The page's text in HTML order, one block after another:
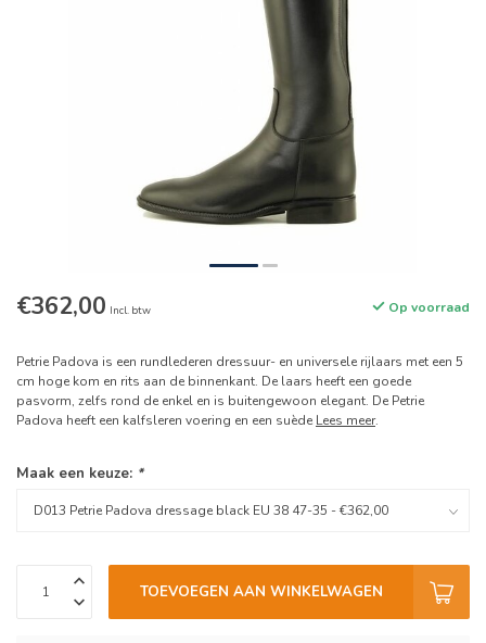
€362,00 Incl. btw Op voorraad
Petrie Padova is een rundlederen dressuur- en universele rijlaars met een 5
cm hoge kom en rits aan de binnenkant. De laars heeft een goede
pasvorm, zelfs rond de enkel en is buitengewoon elegant. De Petrie
Padova heeft een kalfsleren voering en een suède Lees meer.
Maak een keuze: *
TOEVOEGEN AAN WINKELWAGEN